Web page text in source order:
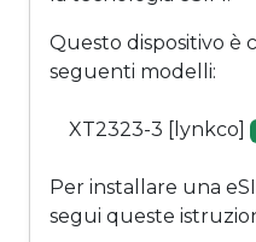
Questo dispositivo è
seguenti modelli:
XT2323-3 [lynkco]
Per installare una
segui queste